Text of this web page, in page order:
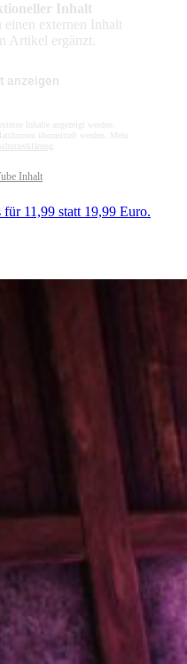
Inhalt
einen externen Inhalt
Artikel ergänzt.
anzeigen
Inhalte angezeigt werden.
übermittelt werden. Mehr
Inhalt
11,99 statt 19,99 Euro.